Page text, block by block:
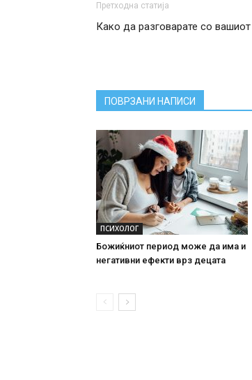
Претходна статија
Како да разговарате со вашиот
ПОВРЗАНИ НАПИСИ
ПСИХОЛОГ
Божиќниот период може да има и
негативни ефекти врз децата